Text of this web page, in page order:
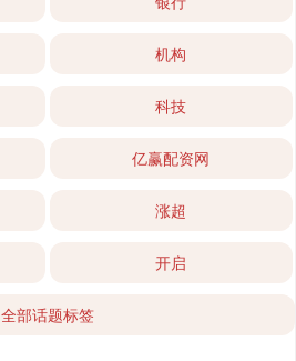
机构
科技
亿赢配资网
涨超
开启
全部话题标签